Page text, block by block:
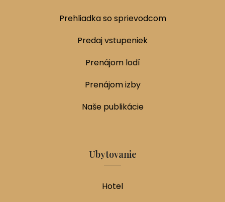
Prehliadka so sprievodcom
Predaj vstupeniek
Prenájom lodí
Prenájom izby
Naše publikácie
Ubytovanie
Hotel